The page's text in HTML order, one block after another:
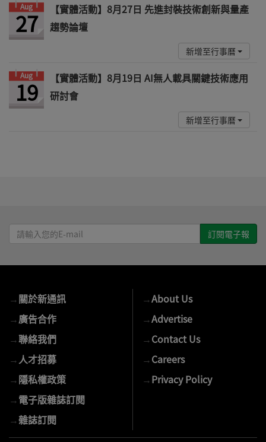
Aug
27
【實體活動】8月27日 先進封裝技術創新與量產
趨勢論壇
新增至行事曆
Aug
19
【實體活動】8月19日 AI無人載具關鍵技術應用
研討會
新增至行事曆
請
輸
E-
mail
→關於新通訊
→廣告合作
→聯絡我們
→ 人才招募
→隱私權政策
→電子版雜誌訂閱
→雜誌訂閱
→About Us
→Advertise
→Contact Us
→Careers
→Privacy Policy